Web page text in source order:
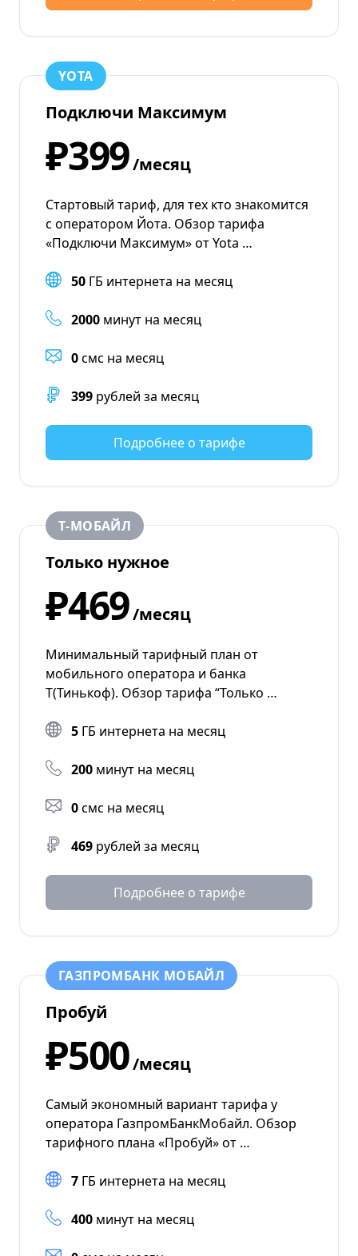
YOTA
Подключи Максимум
₽399/месяц
Стартовый тариф, для тех кто знакомится
с оператором Йота. Обзор тарифа
«Подключи Максимум» от Yota …
50 ГБ интернета на месяц
2000 минут на месяц
0смс на месяц
399 рублей за месяц
Подробнее о тарифе
Т‑МОБАЙЛ
Только нужное
₽469/месяц
Минимальный тарифный план от
мобильного оператора и банка
Т(Тинькоф). Обзор тарифа “Только …
5 ГБ интернета на месяц
200 минут на месяц
0смс на месяц
469 рублей за месяц
Подробнее о тарифе
ГАЗПРОМБАНК МОБАЙЛ
Пробуй
₽500/месяц
Самый экономный вариант тарифа у
оператора ГазпромБанкМобайл. Обзор
тарифного плана «Пробуй» от …
7 ГБ интернета на месяц
400 минут на месяц